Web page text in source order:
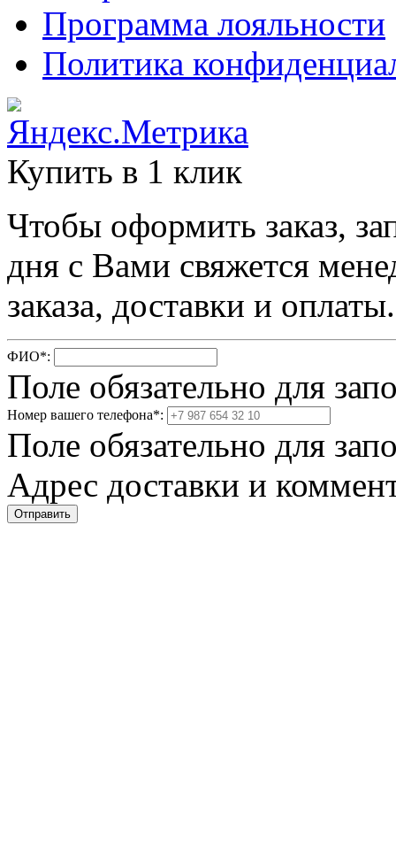
Программа лояльности
Политика
Купить в 1 клик
Чтобы оформить заказ,
дня с Вами свяжется
заказа, доставки и оплаты.
ФИО*:
Поле обязательно для
Номер вашего телефона*:
Поле обязательно для
Адрес доставки и